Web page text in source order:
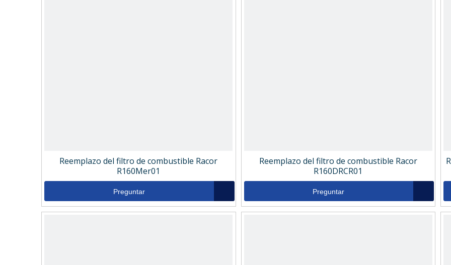
Reemplazo del filtro de combustible Racor
R160Mer01
Preguntar
Reemplazo del filtro de combustible Racor
R160DRCR01
Preguntar